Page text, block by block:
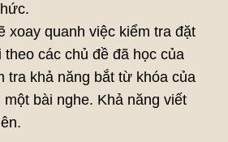
xoay quanh việc kiểm tra đặt
các chủ đề đã học của
tra khả năng bắt từ khóa của
một bài nghe. Khả năng viết